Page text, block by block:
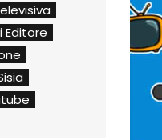
Editore